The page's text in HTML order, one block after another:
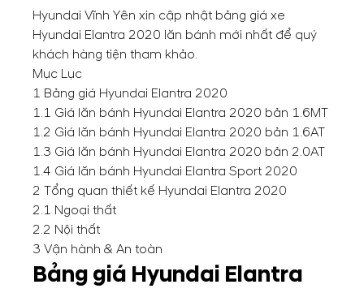
Hyundai Vĩnh Yên xin cập nhật bảng giá xe
Hyundai Elantra 2020 lăn bánh mới nhất để quý
khách hàng tiện tham khảo.
Mục Lục
1 Bảng giá Hyundai Elantra 2020
1.1 Giá lăn bánh Hyundai Elantra 2020 bản 1.6MT
1.2 Giá lăn bánh Hyundai Elantra 2020 bản 1.6AT
1.3 Giá lăn bánh Hyundai Elantra 2020 bản 2.0AT
1.4 Giá lăn bánh Hyundai Elantra Sport 2020
2 Tổng quan thiết kế Hyundai Elantra 2020
2.1 Ngoại thất
2.2 Nội thất
3 Vận hành & An toàn
Bảng giá Hyundai Elantra